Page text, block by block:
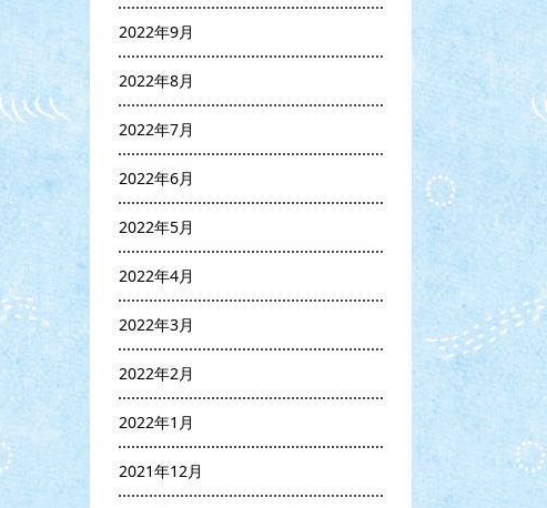
2022年9月
2022年8月
2022年7月
2022年6月
2022年5月
2022年4月
2022年3月
2022年2月
2022年1月
2021年12月